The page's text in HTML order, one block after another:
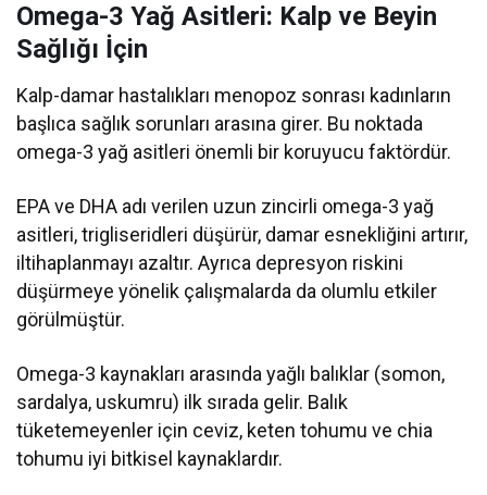
Omega-3 Yağ Asitleri: Kalp ve Beyin
Sağlığı İçin
Kalp-damar hastalıkları menopoz sonrası kadınların
başlıca sağlık sorunları arasına girer. Bu noktada
omega-3 yağ asitleri önemli bir koruyucu faktördür.
EPA ve DHA adı verilen uzun zincirli omega-3 yağ
asitleri, trigliseridleri düşürür, damar esnekliğini artırır,
iltihaplanmayı azaltır. Ayrıca depresyon riskini
düşürmeye yönelik çalışmalarda da olumlu etkiler
görülmüştür.
Omega-3 kaynakları arasında yağlı balıklar (somon,
sardalya, uskumru) ilk sırada gelir. Balık
tüketemeyenler için ceviz, keten tohumu ve chia
tohumu iyi bitkisel kaynaklardır.